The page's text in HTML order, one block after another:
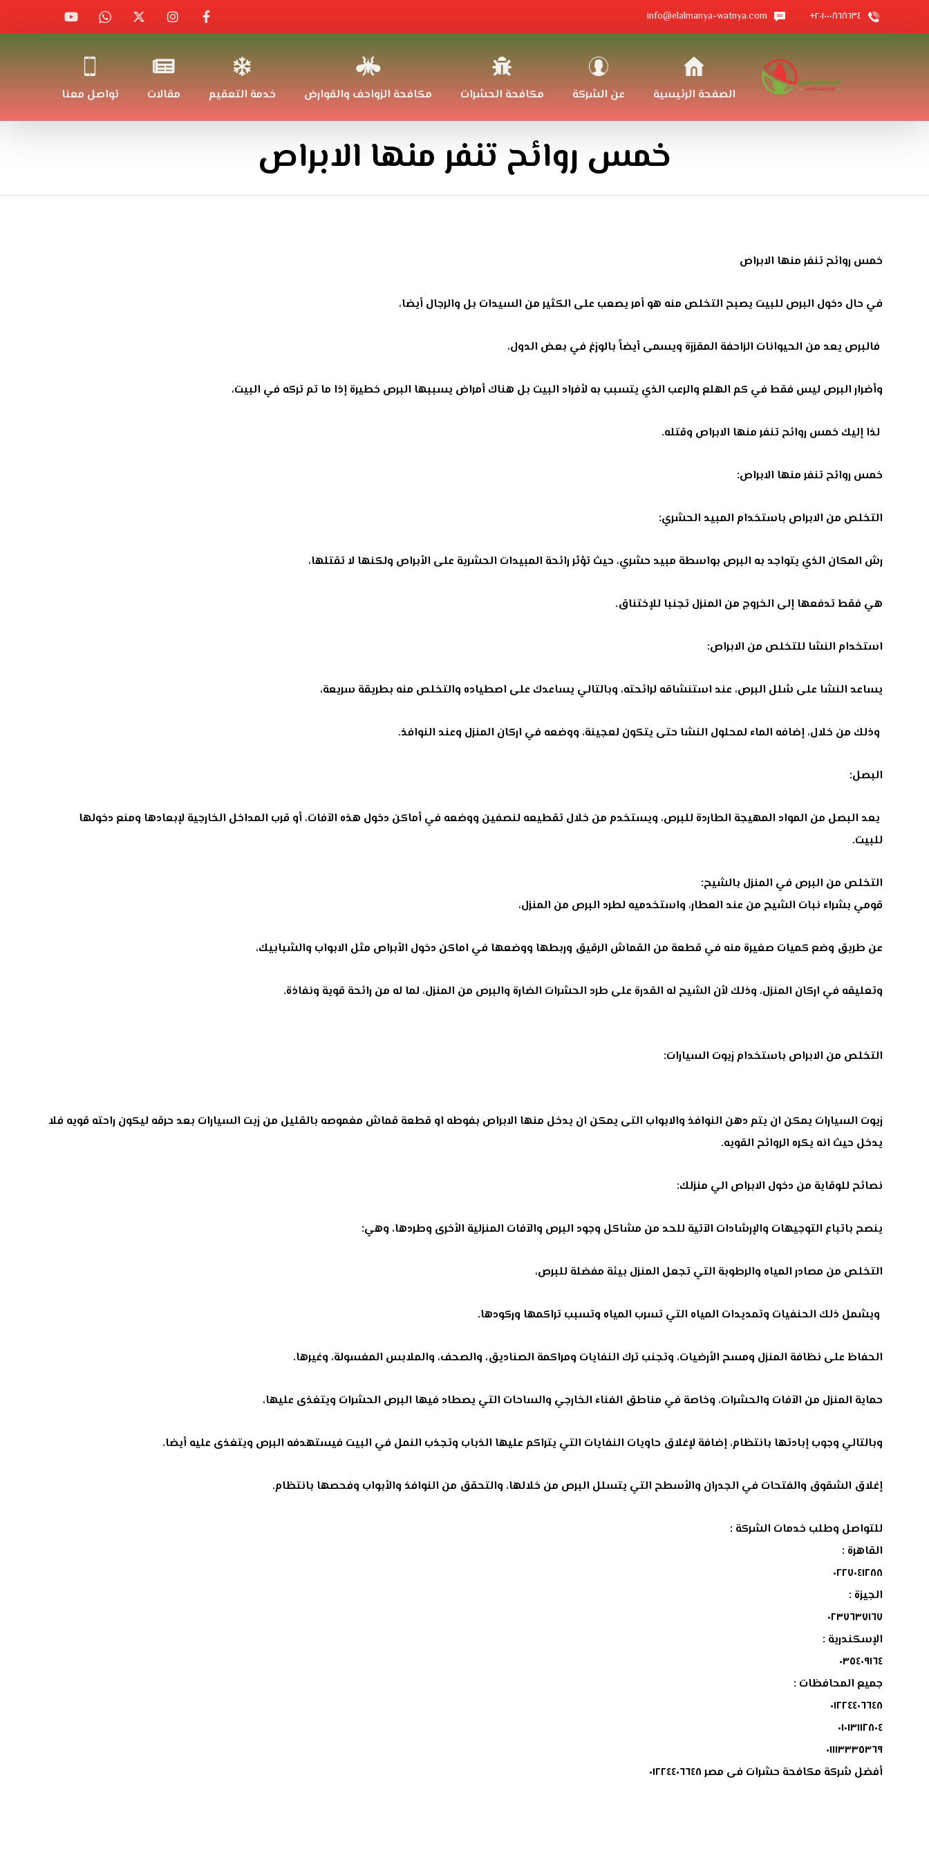
٢٠١٠٠٠٨٦٨٦٣٤+ info@elalmanya-watnya.com
الصفحة الرئيسية عن الشركة مكافحة الحشرات مكافحة الزواحف والقوارض خدمة التعقيم مقالات تواصل معنا
خمس روائح تنفر منها الابراص
خمس روائح تنفر منها الابراص
في حال دخول البرص للبيت يصبح التخلص منه هو أمر يصعب على الكثير من السيدات بل والرجال أيضا،
فالبرص يعد من الحيوانات الزاحفة المقززة ويسمى أيضاً بالوزغ في بعض الدول،
وأضرار البرص ليس فقط في كم الهلع والرعب الذي يتسبب به لأفراد البيت بل هناك أمراض يسببها البرص خطيرة إذا ما تم تركه في البيت،
لذا إليك خمس روائح تنفر منها الابراص وقتله.
خمس روائح تنفر منها الابراص:
التخلص من الابراص باستخدام المبيد الحشري:
رش المكان الذي يتواجد به البرص بواسطة مبيد حشري، حيث تؤثر رائحة المبيدات الحشرية على الأبراص ولكنها لا تقتلها،
هي فقط تدفعها إلى الخروج من المنزل تجنبا للإختناق.
استخدام النشا للتخلص من الابراص:
يساعد النشا على شلل البرص، عند استنشاقه لرائحته، وبالتالي يساعدك على اصطياده والتخلص منه بطريقة سريعة،
وذلك من خلال، إضافه الماء لمحلول النشا حتى يتكون لعجينة، ووضعه في اركان المنزل وعند النوافذ.
البصل:
يعد البصل من المواد المهيجة الطاردة للبرص، ويستخدم من خلال تقطيعه لنصفين ووضعه في أماكن دخول هذه الآفات، أو قرب المداخل الخارجية لإبعادها ومنع دخولها
للبيت.
التخلص من البرص في المنزل بالشيح:
قومي بشراء نبات الشيح من عند العطار، واستخدميه لطرد البرص من المنزل،
عن طريق وضع كميات صغيرة منه في قطعة من القماش الرقيق وربطها ووضعها في اماكن دخول الأبراص مثل الابواب والشبابيك،
وتعليقه في اركان المنزل، وذلك لأن الشيح له القدرة على طرد الحشرات الضارة والبرص من المنزل، لما له من رائحة قوية ونفاذة.
التخلص من الابراص باستخدام زيوت السيارات:
زيوت السيارات يمكن ان يتم دهن النوافذ والابواب التى يمكن ان يدخل منها الابراص بفوطه او قطعة قماش مغموصه بالقليل من زيت السيارات بعد حرقه ليكون راحته قويه فلا
يدخل حيث انه يكره الروائح القويه.
نصائح للوقاية من دخول الابراص الي منزلك:
ينصح باتباع التوجيهات والإرشادات الآتية للحد من مشاكل وجود البرص والآفات المنزلية الأخرى وطردها، وهي:
التخلص من مصادر المياه والرطوبة التي تجعل المنزل بيئة مفضلة للبرص،
ويشمل ذلك الحنفيات وتمديدات المياه التي تسرب المياه وتسبب تراكمها وركودها.
الحفاظ على نظافة المنزل ومسح الأرضيات، وتجنب ترك النفايات ومراكمة الصناديق، والصحف، والملابس المغسولة، وغيرها.
حماية المنزل من الآفات والحشرات، وخاصة في مناطق الفناء الخارجي والساحات التي يصطاد فيها البرص الحشرات ويتغذى عليها،
وبالتالي وجوب إبادتها بانتظام، إضافة لإغلاق حاويات النفايات التي يتراكم عليها الذباب وتجذب النمل في البيت فيستهدفه البرص ويتغذى عليه أيضا.
إغلاق الشقوق والفتحات في الجدران والأسطح التي يتسلل البرص من خلالها، والتحقق من النوافذ والأبواب وفحصها بانتظام.
للتواصل وطلب خدمات الشركة :
القاهرة :
٠٢٢٧٠٤١٢٨٨
الجيزة :
٠٢٣٧٦٣٧١٦٧
الإسكندرية :
٠٣٥٤٠٩١٦٤
جميع المحافظات :
٠١٢٢٤٤٠٦٦٤٨
٠١٠١٣١١٢٨٠٤
٠١١١٣٣٣٥٣٦٩
أفضل شركة مكافحة حشرات فى مصر ٠١٢٢٤٤٠٦٦٤٨